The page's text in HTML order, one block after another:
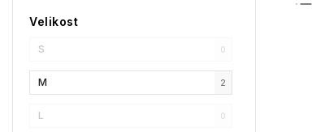
Velikost
S 0
M 2
L 0